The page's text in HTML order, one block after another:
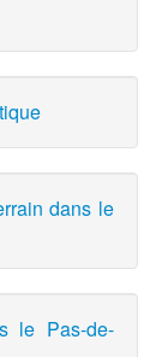
dans le
le Pas-de-